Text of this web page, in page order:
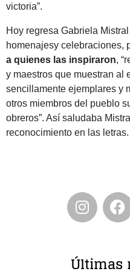
victoria”.
Hoy regresa Gabriela
homenajesy celebraciones,
a quienes las inspiraron,
y maestros que muestran al
sencillamente ejemplares y
otros miembros del pueblo
obreros”. Así saludaba
reconocimiento en las letras.
Últimas